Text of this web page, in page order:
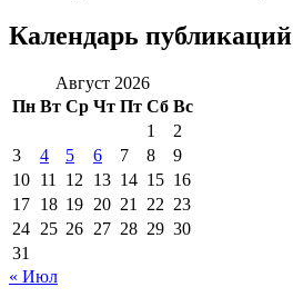
Календарь публикаций
Август 2026
Пн Вт Ср Чт Пт Сб Вс
1
2
3
4 5 6 7 8
9
10 11 12 13 14 15 16
17 18 19 20 21 22 23
24 25 26 27 28 29 30
31
« Июл